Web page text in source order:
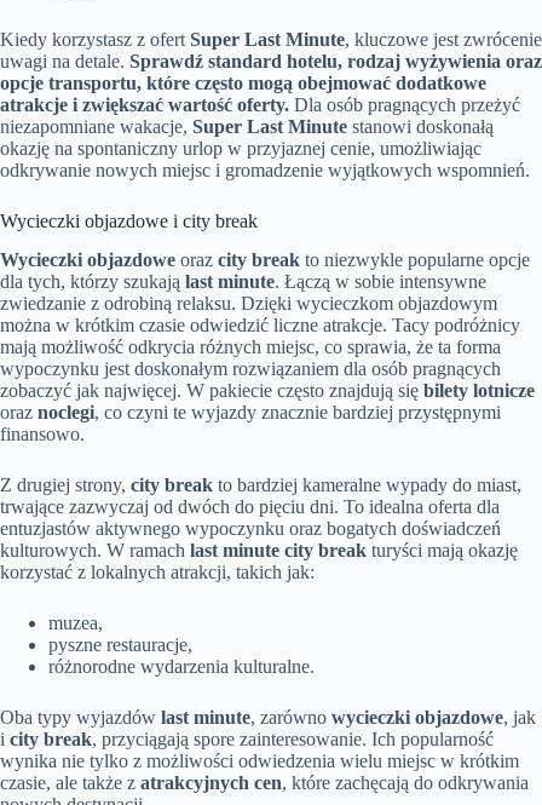
Kiedy korzystasz z ofert Super Last Minute, kluczowe jest zwrócenie
uwagi na detale. Sprawdź standard hotelu, rodzaj wyżywienia oraz
opcje transportu, które często mogą obejmować dodatkowe
atrakcje i zwiększać wartość oferty. Dla osób pragnących przeżyć
niezapomniane wakacje, Super Last Minute stanowi doskonałą
okazję na spontaniczny urlop w przyjaznej cenie, umożliwiając
odkrywanie nowych miejsc i gromadzenie wyjątkowych wspomnień.
Wycieczki objazdowe i city break
Wycieczki objazdowe oraz city break to niezwykle popularne opcje
dla tych, którzy szukają last minute. Łączą w sobie intensywne
zwiedzanie z odrobiną relaksu. Dzięki wycieczkom objazdowym
można w krótkim czasie odwiedzić liczne atrakcje. Tacy podróżnicy
mają możliwość odkrycia różnych miejsc, co sprawia, że ta forma
wypoczynku jest doskonałym rozwiązaniem dla osób pragnących
zobaczyć jak najwięcej. W pakiecie często znajdują się bilety lotnicze
oraz noclegi, co czyni te wyjazdy znacznie bardziej przystępnymi
finansowo.
Z drugiej strony, city break to bardziej kameralne wypady do miast,
trwające zazwyczaj od dwóch do pięciu dni. To idealna oferta dla
entuzjastów aktywnego wypoczynku oraz bogatych doświadczeń
kulturowych. W ramach last minute city break turyści mają okazję
korzystać z lokalnych atrakcji, takich jak:
muzea,
pyszne restauracje,
różnorodne wydarzenia kulturalne.
Oba typy wyjazdów last minute, zarówno wycieczki objazdowe, jak
i city break, przyciągają spore zainteresowanie. Ich popularność
wynika nie tylko z możliwości odwiedzenia wielu miejsc w krótkim
czasie, ale także z atrakcyjnych cen, które zachęcają do odkrywania